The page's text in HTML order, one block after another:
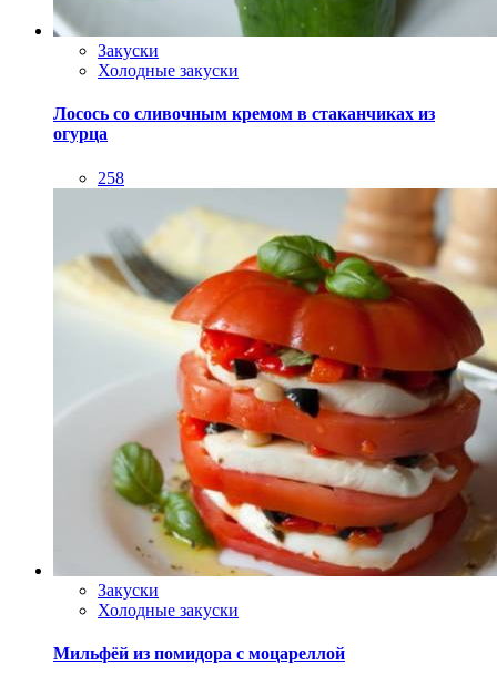
Закуски
Холодные закуски
Мильфёй из помидора с моцареллой
198